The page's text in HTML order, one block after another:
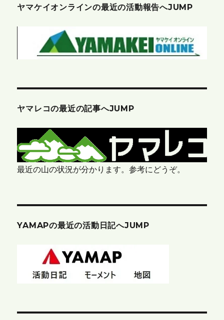
ヤマケイオンラインの最近の活動報告へJUMP
ヤマレコの最近の記事へJUMP
最近の山の状況が分かります。参考にどうぞ。
YAMAPの最近の活動日記へJUMP